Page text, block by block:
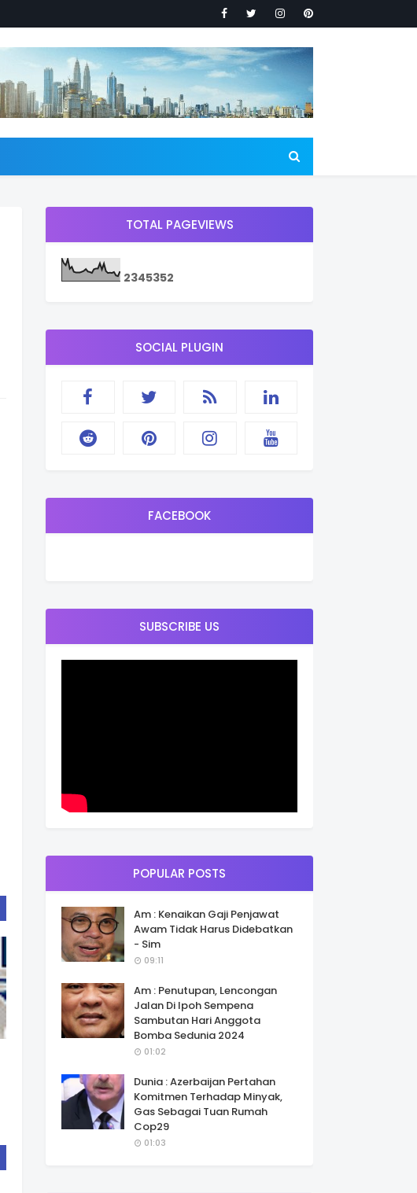
TOTAL PAGEVIEWS
2345352
SOCIAL PLUGIN
FACEBOOK
SUBSCRIBE US
POPULAR POSTS
Am : Kenaikan Gaji Penjawat
Awam Tidak Harus Didebatkan
- Sim
09:11
Am : Penutupan, Lencongan
Jalan Di Ipoh Sempena
Sambutan Hari Anggota
Bomba Sedunia 2024
01:02
Dunia : Azerbaijan Pertahan
Komitmen Terhadap Minyak,
Gas Sebagai Tuan Rumah
Cop29
01:03